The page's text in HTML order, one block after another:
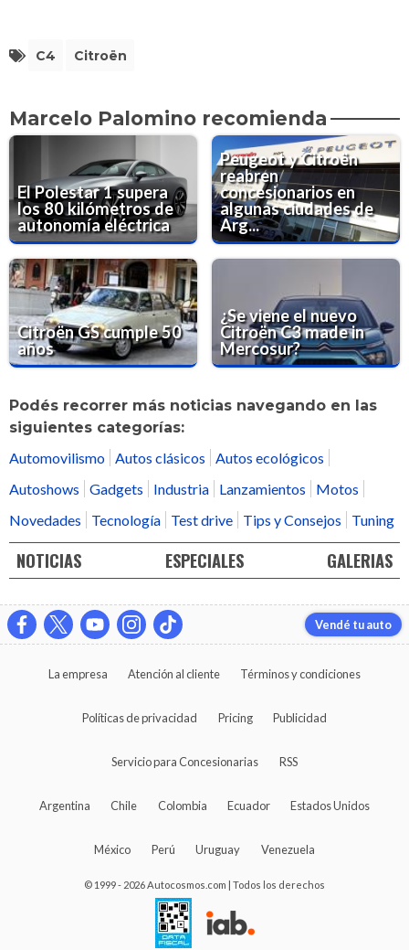
C4 Citroën
Marcelo Palomino recomienda
El Polestar 1 supera
los 80 kilómetros de
autonomía eléctrica
Peugeot y Citroën
reabren
concesionarios en
algunas ciudades de
Arg...
Citroën GS cumple 50
años
¿Se viene el nuevo
Citroën C3 made in
Mercosur?
Podés recorrer más noticias navegando en las
siguientes categorías:
Automovilismo
Autos clásicos
Autos ecológicos
Autoshows
Gadgets Industria Lanzamientos
Motos
Novedades
Tecnología Test drive Tips y Consejos Tuning
NOTICIAS ESPECIALES GALERIAS
Vendé tu auto
La empresa Atención al cliente Términos y condiciones
Políticas de privacidad Pricing Publicidad
Servicio para Concesionarias RSS
Argentina Chile Colombia Ecuador Estados Unidos
México Perú Uruguay Venezuela
© 1999 - 2026 Autocosmos.com | Todos los derechos